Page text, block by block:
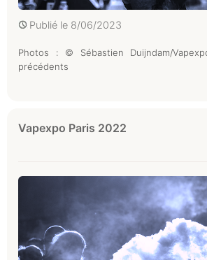
Publié le 8/06/2023
Photos : © Sébastien Duijndam/
précédents
Vapexpo Paris 2022